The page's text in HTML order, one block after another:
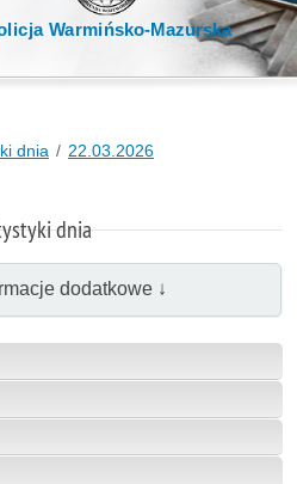
Warmińsko-Mazurska
dnia 22.03.2026
dnia
dodatkowe ↓